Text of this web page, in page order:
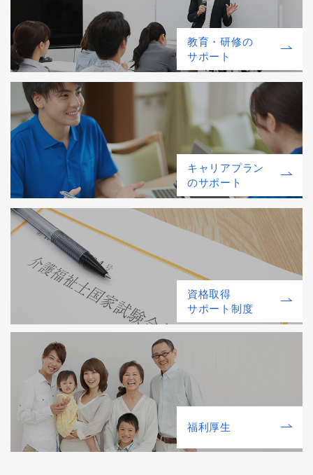
教育・研修の
サポート
キャリアプラン
のサポート
資格取得
サポート制度
福利厚⽣